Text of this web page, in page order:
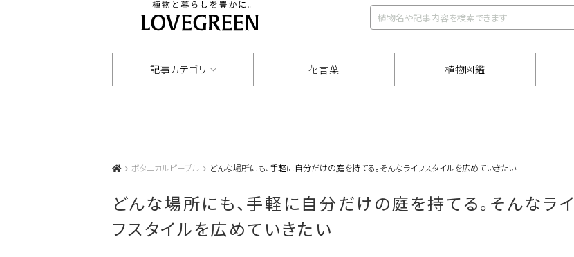
記事カテゴリ 花言葉 植物図鑑
ボタニカルピープル どんな場所にも、手軽に自分だけの庭を持てる。そんなライフスタイルを広めていきたい
どんな場所にも、手軽に自分だけの庭を持てる。そんなライ
フスタイルを広めていきたい